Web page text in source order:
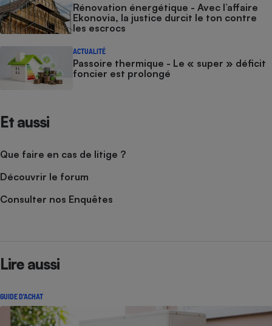
Rénovation énergétique - Avec l’affaire
Ekonovia, la justice durcit le ton contre
les escrocs
ACTUALITÉ
Passoire thermique - Le « super » déficit
foncier est prolongé
Et aussi
Que faire en cas de litige ?
Découvrir le forum
Consulter nos Enquêtes
Lire aussi
GUIDE D'ACHAT